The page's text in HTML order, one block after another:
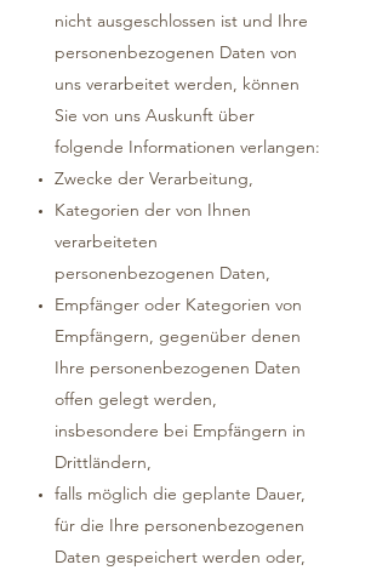
nicht ausgeschlossen ist und Ihre
personenbezogenen Daten von
uns verarbeitet werden, können
Sie von uns Auskunft über
folgende Informationen verlangen:
Zwecke der Verarbeitung,
Kategorien der von Ihnen
verarbeiteten
personenbezogenen Daten,
Empfänger oder Kategorien von
Empfängern, gegenüber denen
Ihre personenbezogenen Daten
offen gelegt werden,
insbesondere bei Empfängern in
Drittländern,
falls möglich die geplante Dauer,
für die Ihre personenbezogenen
Daten gespeichert werden oder,